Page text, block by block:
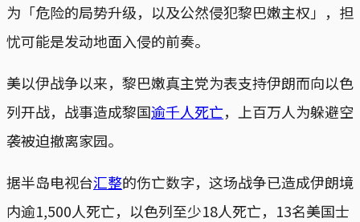
为「危险的局势升级，以及公然侵犯黎巴嫩主权」，担
忧可能是发动地面入侵的前奏。
美以伊战争以来，黎巴嫩真主党为表支持伊朗而向以色
列开战，战事造成黎国逾千人死亡，上百万人为躲避空
袭被迫撤离家园。
据半岛电视台汇整的伤亡数字，这场战争已造成伊朗境
内逾1,500人死亡，以色列至少18人死亡，13名美国士